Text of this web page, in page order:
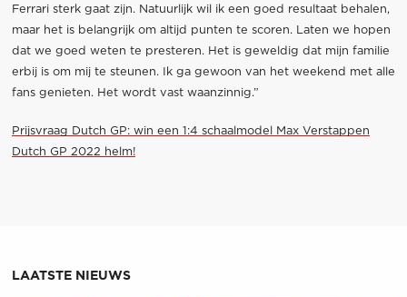
Ferrari sterk gaat zijn. Natuurlijk wil ik een goed resultaat behalen,
maar het is belangrijk om altijd punten te scoren. Laten we hopen
dat we goed weten te presteren. Het is geweldig dat mijn familie
erbij is om mij te steunen. Ik ga gewoon van het weekend met alle
fans genieten. Het wordt vast waanzinnig.”
Prijsvraag Dutch GP: win een 1:4 schaalmodel Max Verstappen
Dutch GP 2022 helm!
LAATSTE NIEUWS